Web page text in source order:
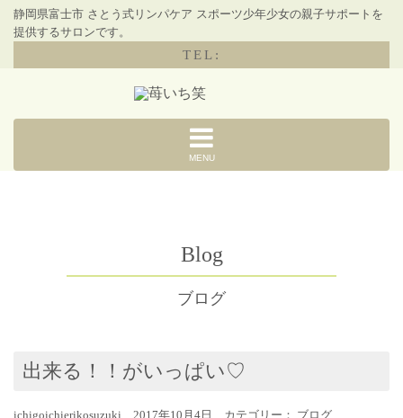
静岡県富士市 さとう式リンパケア スポーツ少年少女の親子サポートを
提供するサロンです。
TEL:
MENU
Blog
ブログ
出来る！！がいっぱい♡
ichigoichierikosuzuki 2017年10月4日 カテゴリー： ブログ